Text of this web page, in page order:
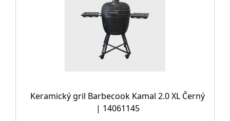
Keramický gril Barbecook Kamal 2.0 XL Černý
| 14061145